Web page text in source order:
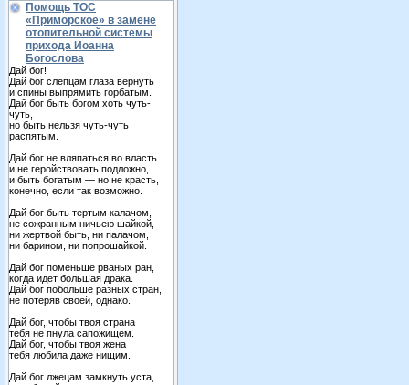
Помощь ТОС
«Приморское» в замене
отопительной системы
прихода Иоанна
Богослова
Дай бог!
Дай бог слепцам глаза вернуть
и спины выпрямить горбатым.
Дай бог быть богом хоть чуть-
чуть,
но быть нельзя чуть-чуть
распятым.
Дай бог не вляпаться во власть
и не геройствовать подложно,
и быть богатым — но не красть,
конечно, если так возможно.
Дай бог быть тертым калачом,
не сожранным ничьею шайкой,
ни жертвой быть, ни палачом,
ни барином, ни попрошайкой.
Дай бог поменьше рваных ран,
когда идет большая драка.
Дай бог побольше разных стран,
не потеряв своей, однако.
Дай бог, чтобы твоя страна
тебя не пнула сапожищем.
Дай бог, чтобы твоя жена
тебя любила даже нищим.
Дай бог лжецам замкнуть уста,